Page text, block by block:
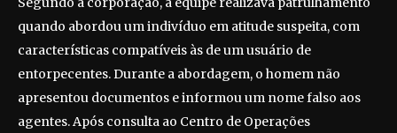
quando abordou um indivíduo em atitude suspeita, com
características compatíveis às de um usuário de
entorpecentes. Durante a abordagem, o homem não
apresentou documentos e informou um nome falso aos
agentes. Após consulta ao Centro de Operações